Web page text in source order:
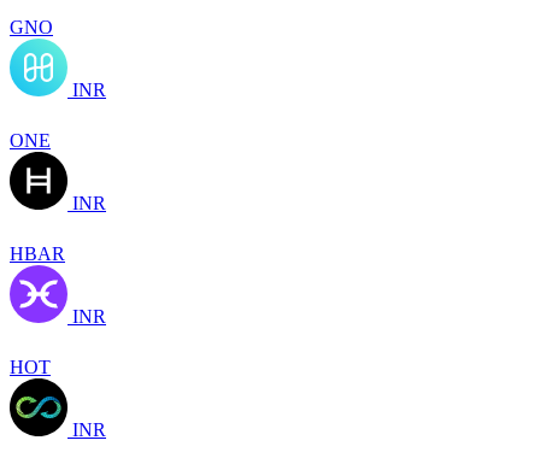
GNO
INR
ONE
INR
HBAR
INR
HOT
INR